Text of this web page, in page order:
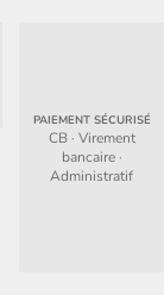
PAIEMENT SÉCURISÉ
CB · Virement
bancaire ·
Administratif